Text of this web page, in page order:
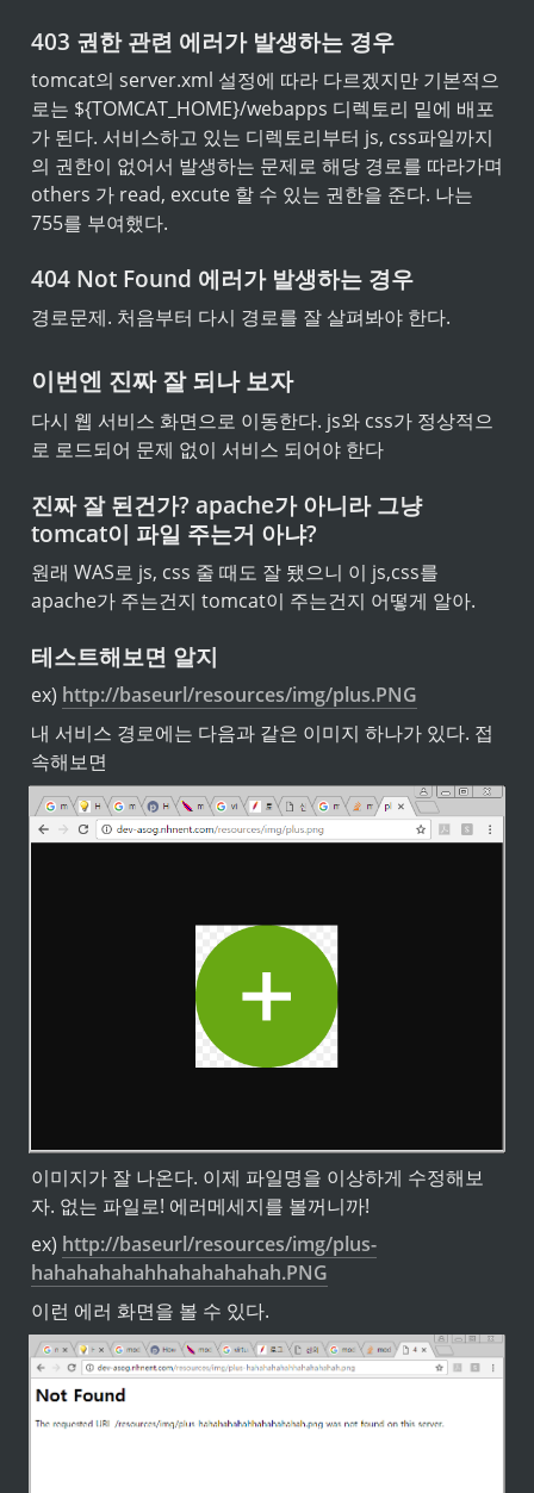
403 권한 관련 에러가 발생하는 경우
tomcat의 server.xml 설정에 따라 다르겠지만 기본적으
로는 ${TOMCAT_HOME}/webapps 디렉토리 밑에 배포
가 된다. 서비스하고 있는 디렉토리부터 js, css파일까지
의 권한이 없어서 발생하는 문제로 해당 경로를 따라가며
others 가 read, excute 할 수 있는 권한을 준다. 나는
755를 부여했다.
404 Not Found 에러가 발생하는 경우
경로문제. 처음부터 다시 경로를 잘 살펴봐야 한다.
이번엔 진짜 잘 되나 보자
다시 웹 서비스 화면으로 이동한다. js와 css가 정상적으
로 로드되어 문제 없이 서비스 되어야 한다
진짜 잘 된건가? apache가 아니라 그냥
tomcat이 파일 주는거 아냐?
원래 WAS로 js, css 줄 때도 잘 됐으니 이 js,css를
apache가 주는건지 tomcat이 주는건지 어떻게 알아.
테스트해보면 알지
ex) http://baseurl/resources/img/plus.PNG
내 서비스 경로에는 다음과 같은 이미지 하나가 있다. 접
속해보면
이미지가 잘 나온다. 이제 파일명을 이상하게 수정해보
자. 없는 파일로! 에러메세지를 볼꺼니까!
ex) http://baseurl/resources/img/plus-
hahahahahahhahahahahah.PNG
이런 에러 화면을 볼 수 있다.